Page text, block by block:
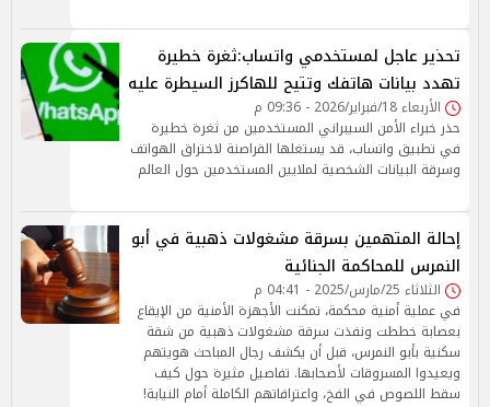
تحذير عاجل لمستخدمي واتساب:ثغرة خطيرة
تهدد بيانات هاتفك وتتيح للهاكرز السيطرة عليه
الأربعاء 18/فبراير/2026 - 09:36 م
حذر خبراء الأمن السيبراني المستخدمين من ثغرة خطيرة
في تطبيق واتساب، قد يستغلها القراصنة لاختراق الهواتف
وسرقة البيانات الشخصية لملايين المستخدمين حول العالم
إحالة المتهمين بسرقة مشغولات ذهبية في أبو
النمرس للمحاكمة الجنائية
الثلاثاء 25/مارس/2025 - 04:41 م
في عملية أمنية محكمة، تمكنت الأجهزة الأمنية من الإيقاع
بعصابة خططت ونفذت سرقة مشغولات ذهبية من شقة
سكنية بأبو النمرس، قبل أن يكشف رجال المباحث هويتهم
ويعيدوا المسروقات لأصحابها. تفاصيل مثيرة حول كيف
سقط اللصوص في الفخ، واعترافاتهم الكاملة أمام النيابة!